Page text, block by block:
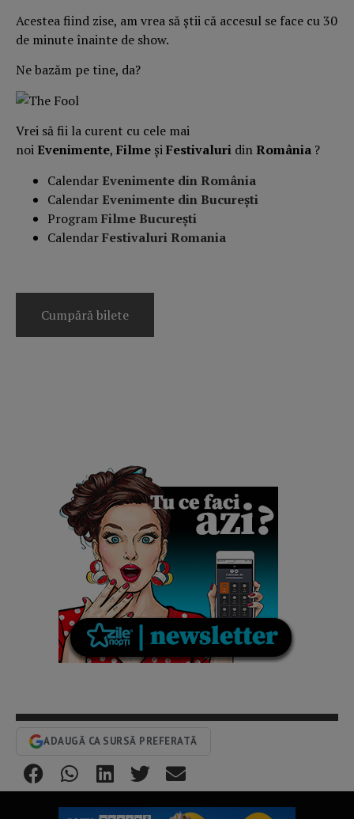
Acestea fiind zise, am vrea să știi că accesul se face cu 30
de minute înainte de show.
Ne bazăm pe tine, da?
Vrei să fii la curent cu cele mai
noiEvenimente, Filme șiFestivaluri dinRomânia ?
Calendar Evenimente din România
Calendar Evenimente din București
ProgramFilme București
CalendarFestivaluri Romania
Cumpără bilete
ADAUGĂ CA SURSĂ PREFERATĂ